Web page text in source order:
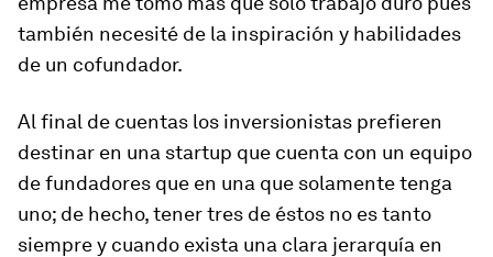
también necesité de la inspiración y habilidades
de un cofundador.
Al final de cuentas los inversionistas prefieren
destinar en una startup que cuenta con un equipo
de fundadores que en una que solamente tenga
uno; de hecho, tener tres de éstos no es tanto
siempre y cuando exista una clara jerarquía en